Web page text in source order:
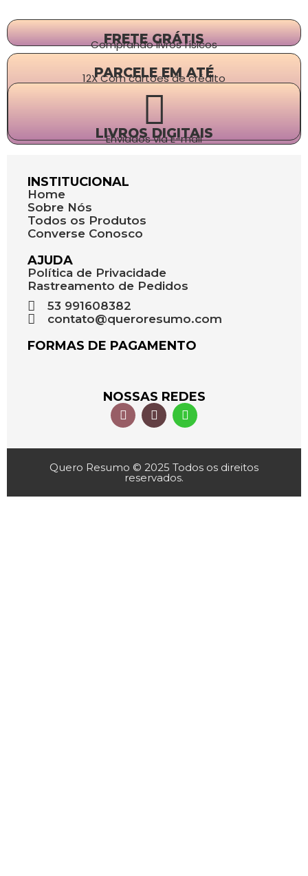
FRETE GRÁTIS
Comprando livros físicos
PARCELE EM ATÉ
12X Com cartões de crédito
LIVROS DIGITAIS
Enviados via E-mail
INSTITUCIONAL
Home
Sobre Nós
Todos os Produtos
Converse Conosco
AJUDA
Política de Privacidade
Rastreamento de Pedidos
53 991608382
contato@queroresumo.com
FORMAS DE PAGAMENTO
NOSSAS REDES
Quero Resumo © 2025 Todos os direitos
reservados.